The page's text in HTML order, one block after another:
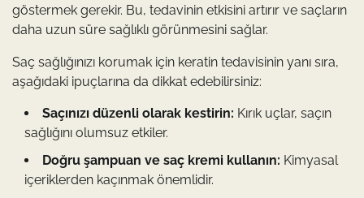
göstermek gerekir. Bu, tedavinin etkisini artırır ve saçların
daha uzun süre sağlıklı görünmesini sağlar.
Saç sağlığınızı korumak için keratin tedavisinin yanı sıra,
aşağıdaki ipuçlarına da dikkat edebilirsiniz:
Saçınızı düzenli olarak kestirin: Kırık uçlar, saçın
sağlığını olumsuz etkiler.
Doğru şampuan ve saç kremi kullanın: Kimyasal
içeriklerden kaçınmak önemlidir.